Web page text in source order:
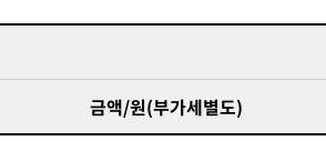
금액/원(부가세별도)